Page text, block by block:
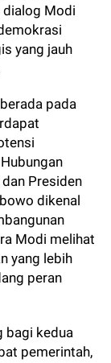
dialog Modi
yang jauh
pada
Presiden
dikenal
Modi melihat
yang lebih
peran
bagi kedua
pemerintah,